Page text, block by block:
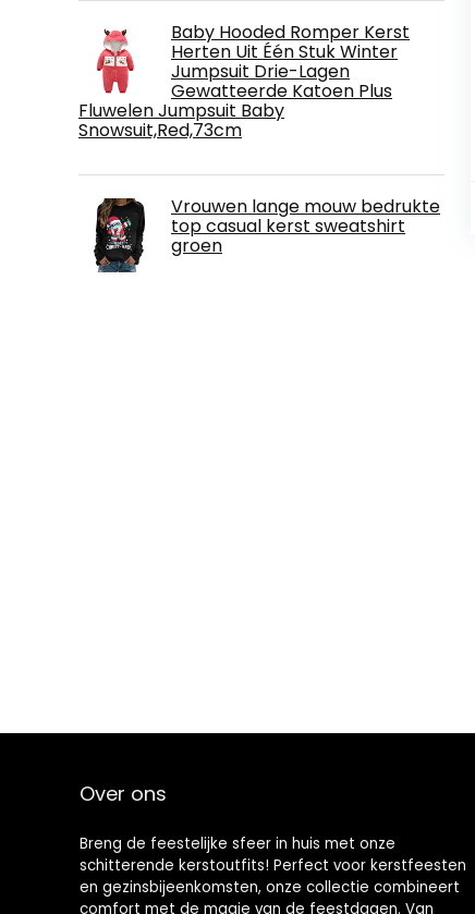
Baby Hooded Romper Kerst
Herten Uit Één Stuk Winter
Jumpsuit Drie-Lagen
Gewatteerde Katoen Plus
Fluwelen Jumpsuit Baby
Snowsuit,Red,73cm
Vrouwen lange mouw bedrukte
top casual kerst sweatshirt
groen
Over ons
Breng de feestelijke sfeer in huis met onze
schitterende kerstoutfits! Perfect voor kerstfeesten
en gezinsbijeenkomsten, onze collectie combineert
comfort met de magie van de feestdagen. Van